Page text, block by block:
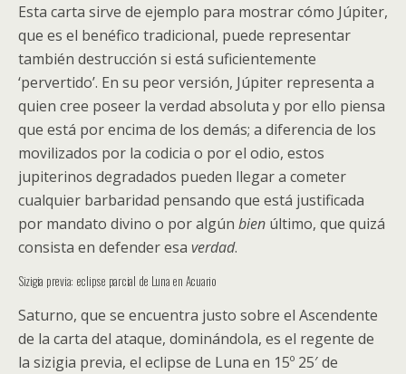
Esta carta sirve de ejemplo para mostrar cómo Júpiter,
que es el benéfico tradicional, puede representar
también destrucción si está suficientemente
‘pervertido’. En su peor versión, Júpiter representa a
quien cree poseer la verdad absoluta y por ello piensa
que está por encima de los demás; a diferencia de los
movilizados por la codicia o por el odio, estos
jupiterinos degradados pueden llegar a cometer
cualquier barbaridad pensando que está justificada
por mandato divino o por algún bien último, que quizá
consista en defender esa verdad.
Sizigia previa: eclipse parcial de Luna en Acuario
Saturno, que se encuentra justo sobre el Ascendente
de la carta del ataque, dominándola, es el regente de
la sizigia previa, el eclipse de Luna en 15º 25′ de